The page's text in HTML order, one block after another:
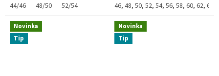
44/46 48/50 52/54
zhotovena z odolného materiálu
600D...
46, 48, 50, 52, 54, 56, 58, 60, 62, 64
Novinka
Tip
Novinka
Tip